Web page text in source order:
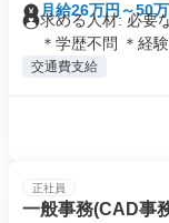
月給26万円～50
求める人材: 必要
＊学歴不問 ＊経験
交通費支給
正社員
一般事務(CAD事